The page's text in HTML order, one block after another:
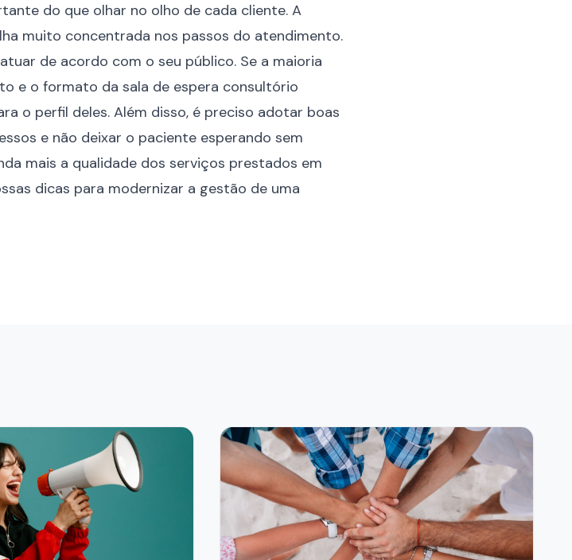
do que olhar no olho de cada cliente. A
muito concentrada nos passos do atendimento.
de acordo com o seu público. Se a maioria
e o formato da sala de espera consultório
o perfil deles. Além disso, é preciso adotar boas
e não deixar o paciente esperando sem
mais a qualidade dos serviços prestados em
dicas para modernizar a gestão de uma